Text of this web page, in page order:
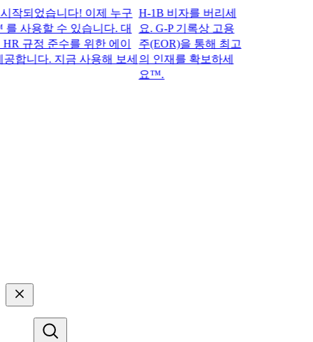
었습니다! 이제 누구
용할 수 있습니다. 대
정 준수를 위한 에이
다. 지금 사용해 보세
H-1B 비자를 버리세
요. G-P 기록상 고용
주(EOR)을 통해 최고
의 인재를 확보하세
요™.​​